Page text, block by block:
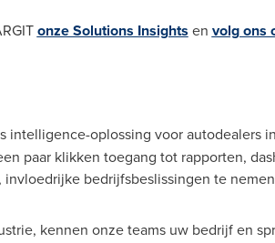
onze Solutions Insights en volg ons
intelligence-oplossing voor autodealers
paar klikken toegang tot rapporten,
bedrijfsbeslissingen te
kennen onze teams uw bedrijf en